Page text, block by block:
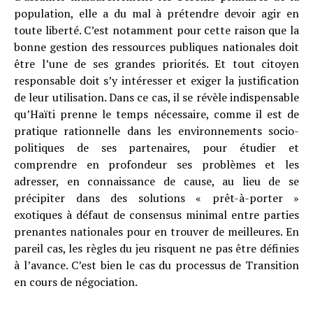
population, elle a du mal à prétendre devoir agir en
toute liberté. C’est notamment pour cette raison que la
bonne gestion des ressources publiques nationales doit
être l’une de ses grandes priorités. Et tout citoyen
responsable doit s’y intéresser et exiger la justification
de leur utilisation. Dans ce cas, il se révèle indispensable
qu’Haïti prenne le temps nécessaire, comme il est de
pratique rationnelle dans les environnements socio-
politiques de ses partenaires, pour étudier et
comprendre en profondeur ses problèmes et les
adresser, en connaissance de cause, au lieu de se
précipiter dans des solutions « prêt-à-porter »
exotiques à défaut de consensus minimal entre parties
prenantes nationales pour en trouver de meilleures. En
pareil cas, les règles du jeu risquent ne pas être définies
à l’avance. C’est bien le cas du processus de Transition
en cours de négociation.